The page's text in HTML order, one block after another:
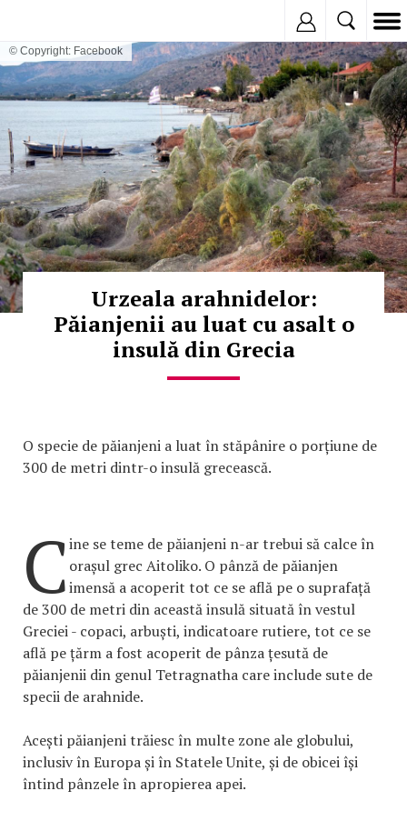
© Copyright: Facebook
Urzeala arahnidelor:
Păianjenii au luat cu asalt o
insulă din Grecia
O specie de păianjeni a luat în stăpânire o porțiune de
300 de metri dintr-o insulă grecească.
Cine se teme de păianjeni n-ar trebui să calce în
orașul grec Aitoliko. O pânză de păianjen
imensă a acoperit tot ce se află pe o suprafață
de 300 de metri din această insulă situată în vestul
Greciei - copaci, arbuști, indicatoare rutiere, tot ce se
află pe țărm a fost acoperit de pânza țesută de
păianjenii din genul Tetragnatha care include sute de
specii de arahnide.
Acești păianjeni trăiesc în multe zone ale globului,
inclusiv în Europa și în Statele Unite, și de obicei își
întind pânzele în apropierea apei.